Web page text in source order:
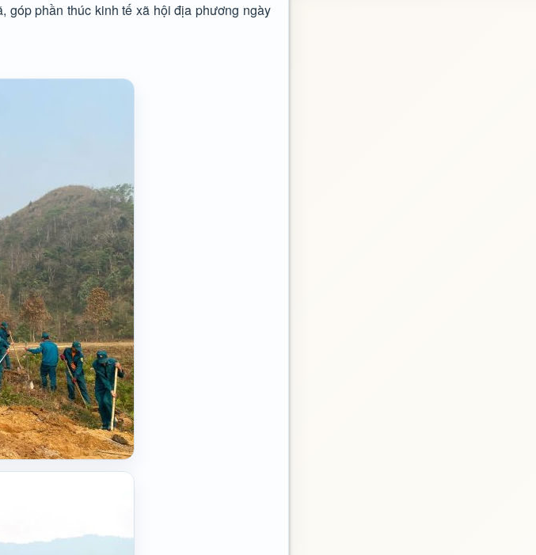
góp phần thúc kinh tế xã hội địa phương ngày